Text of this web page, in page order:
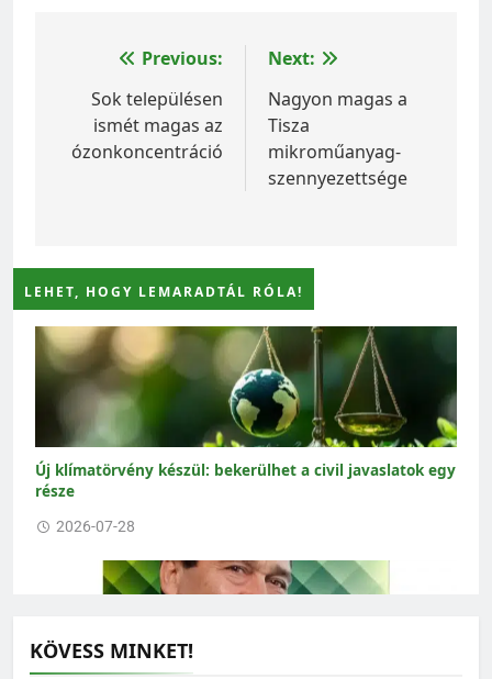
Bejegyzés
navigáció
Previous:
Sok településen
ismét magas az
ózonkoncentráció
Next:
Nagyon magas a
Tisza
mikroműanyag-
szennyezettsége
LEHET, HOGY LEMARADTÁL RÓLA!
Új klímatörvény készül: bekerülhet a civil javaslatok egy
része
2026-07-28
KÖVESS MINKET!